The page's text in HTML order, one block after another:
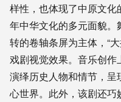
样性，也体现了中原文
年中华文化的多元面貌
转的卷轴条屏为主体，“
戏剧视觉效果。音乐创
演绎历史人物和情节，
心世界。此外，该剧还